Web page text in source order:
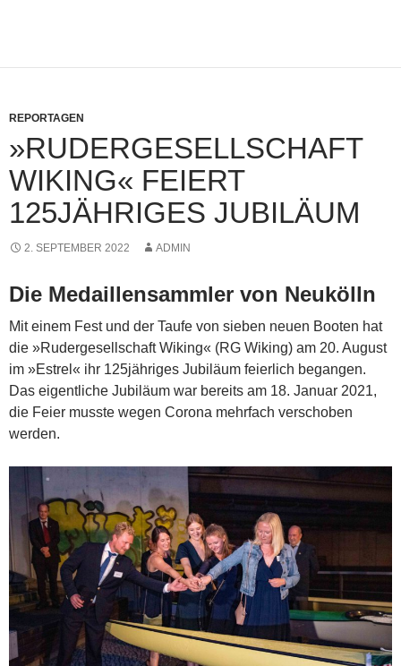
REPORTAGEN
»RUDERGESELLSCHAFT
WIKING« FEIERT
125JÄHRIGES JUBILÄUM
2. SEPTEMBER 2022 ADMIN
Die Medaillensammler von Neukölln
Mit einem Fest und der Taufe von sieben neuen Booten hat
die »Rudergesellschaft Wiking« (RG Wiking) am 20. August
im »Estrel« ihr 125jähriges Jubiläum feierlich begangen.
Das eigentliche Jubiläum war bereits am 18. Januar 2021,
die Feier musste wegen Corona mehrfach verschoben
werden.